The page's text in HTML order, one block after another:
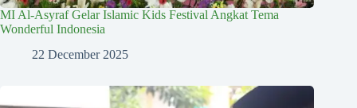
MI Al-Asyraf Gelar Islamic Kids Festival Angkat Tema
Wonderful Indonesia
22 December 2025